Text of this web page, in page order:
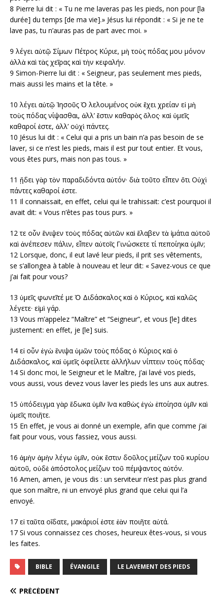
8 Pierre lui dit : « Tu ne me laveras pas les pieds, non pour [la
durée] du temps [de ma vie].» Jésus lui répondit : « Si je ne te
lave pas, tu n’auras pas de part avec moi. »
9 λέγει αὐτῷ Σίμων Πέτρος Κύριε, μὴ τοὺς πόδας μου μόνον
ἀλλὰ καὶ τὰς χεῖρας καὶ τὴν κεφαλήν.
9 Simon-Pierre lui dit : « Seigneur, pas seulement mes pieds,
mais aussi les mains et la tête. »
10 λέγει αὐτῷ Ἰησοῦς Ὁ λελουμένος οὐκ ἔχει χρείαν εἰ μὴ
τοὺς πόδας νίψασθαι, ἀλλ’ ἔστιν καθαρὸς ὅλος· καὶ ὑμεῖς
καθαροί ἐστε, ἀλλ’ οὐχὶ πάντες.
10 Jésus lui dit : « Celui qui a pris un bain n’a pas besoin de se
laver, si ce n’est les pieds, mais il est pur tout entier. Et vous,
vous êtes purs, mais non pas tous. »
11 ᾔδει γὰρ τὸν παραδιδόντα αὐτόν· διὰ τοῦτο εἶπεν ὅτι Οὐχὶ
πάντες καθαροί ἐστε.
11 Il connaissait, en effet, celui qui le trahissait: c’est pourquoi il
avait dit: « Vous n’êtes pas tous purs. »
12 Ὅτε οὖν ἔνιψεν τοὺς πόδας αὐτῶν καὶ ἔλαβεν τὰ ἱμάτια αὐτοῦ
καὶ ἀνέπεσεν πάλιν, εἶπεν αὐτοῖς Γινώσκετε τί πεποίηκα ὑμῖν;
12 Lorsque, donc, il eut lavé leur pieds, il prit ses vêtements,
se s’allongea à table à nouveau et leur dit: « Savez-vous ce que
j’ai fait pour vous?
13 ὑμεῖς φωνεῖτέ με Ὁ Διδάσκαλος καὶ ὁ Κύριος, καὶ καλῶς
λέγετε· εἰμὶ γάρ.
13 Vous m’appelez “Maître” et “Seigneur”, et vous [le] dites
justement: en effet, je [le] suis.
14 εἰ οὖν ἐγὼ ἔνιψα ὑμῶν τοὺς πόδας ὁ Κύριος καὶ ὁ
Διδάσκαλος, καὶ ὑμεῖς ὀφείλετε ἀλλήλων νίπτειν τοὺς πόδας·
14 Si donc moi, le Seigneur et le Maître, j’ai lavé vos pieds,
vous aussi, vous devez vous laver les pieds les uns aux autres.
15 ὑπόδειγμα γὰρ ἔδωκα ὑμῖν ἵνα καθὼς ἐγὼ ἐποίησα ὑμῖν καὶ
ὑμεῖς ποιῆτε.
15 En effet, je vous ai donné un exemple, afin que comme j’ai
fait pour vous, vous fassiez, vous aussi.
16 ἀμὴν ἀμὴν λέγω ὑμῖν, οὐκ ἔστιν δοῦλος μείζων τοῦ κυρίου
αὐτοῦ, οὐδὲ ἀπόστολος μείζων τοῦ πέμψαντος αὐτόν.
16 Amen, amen, je vous dis : un serviteur n’est pas plus grand
que son maître, ni un envoyé plus grand que celui qui l’a
envoyé.
17 εἰ ταῦτα οἴδατε, μακάριοί ἐστε ἐὰν ποιῆτε αὐτά.
17 Si vous connaissez ces choses, heureux êtes-vous, si vous
les faites.
BIBLE ÉVANGILE LE LAVEMENT DES PIEDS
PRÉCÉDENT